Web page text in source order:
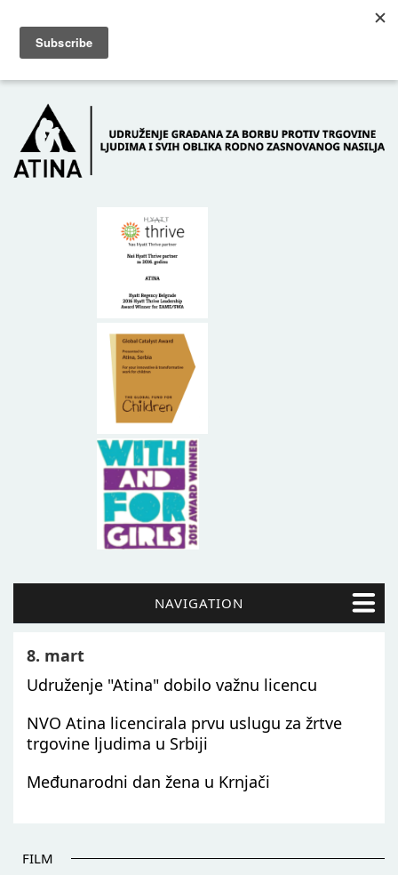
POČETNA O NAMA
NAVIGATION
8. mart
Udruženje "Atina" dobilo važnu licencu
NVO Atina licencirala prvu uslugu za žrtve
trgovine ljudima u Srbiji
Međunarodni dan žena u Krnjači
FILM